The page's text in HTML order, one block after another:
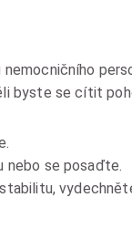
byste se cítit
nebo se posaďte.